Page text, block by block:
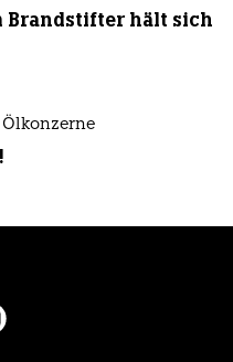
Brandstifter hält sich